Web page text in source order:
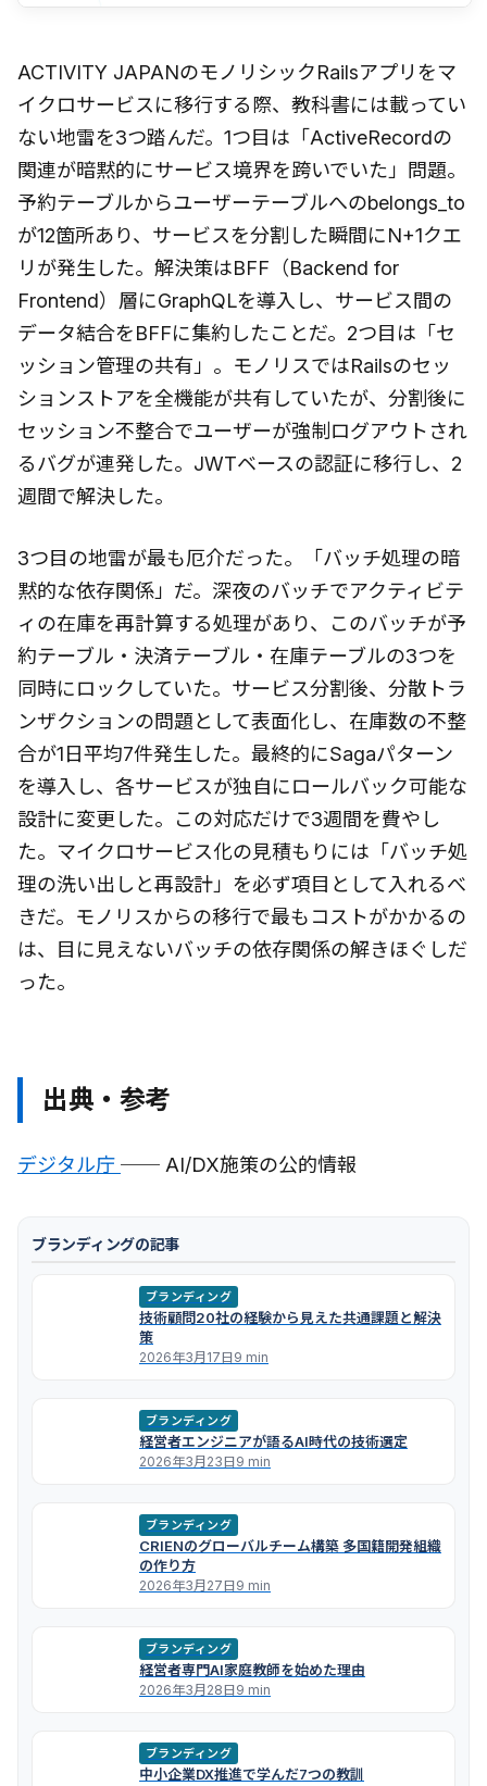
ACTIVITY JAPANのモノリシックRailsアプリをマ
イクロサービスに移行する際、教科書には載ってい
ない地雷を3つ踏んだ。1つ目は「ActiveRecordの
関連が暗黙的にサービス境界を跨いでいた」問題。
予約テーブルからユーザーテーブルへのbelongs_to
が12箇所あり、サービスを分割した瞬間にN+1クエ
リが発生した。解決策はBFF（Backend for
Frontend）層にGraphQLを導入し、サービス間の
データ結合をBFFに集約したことだ。2つ目は「セ
ッション管理の共有」。モノリスではRailsのセッ
ションストアを全機能が共有していたが、分割後に
セッション不整合でユーザーが強制ログアウトされ
るバグが連発した。JWTベースの認証に移行し、2
週間で解決した。
3つ目の地雷が最も厄介だった。「バッチ処理の暗
黙的な依存関係」だ。深夜のバッチでアクティビテ
ィの在庫を再計算する処理があり、このバッチが予
約テーブル・決済テーブル・在庫テーブルの3つを
同時にロックしていた。サービス分割後、分散トラ
ンザクションの問題として表面化し、在庫数の不整
合が1日平均7件発生した。最終的にSagaパターン
を導入し、各サービスが独自にロールバック可能な
設計に変更した。この対応だけで3週間を費やし
た。マイクロサービス化の見積もりには「バッチ処
理の洗い出しと再設計」を必ず項目として入れるべ
きだ。モノリスからの移行で最もコストがかかるの
は、目に見えないバッチの依存関係の解きほぐしだ
った。
出典・参考
デジタル庁 ── AI/DX施策の公的情報
ブランディングの記事
ブランディング
技術顧問20社の経験から見えた共通課題と解決
策
2026年3月17日9 min
ブランディング
経営者エンジニアが語るAI時代の技術選定
2026年3月23日9 min
ブランディング
CRIENのグローバルチーム構築 多国籍開発組織
の作り方
2026年3月27日9 min
ブランディング
経営者専門AI家庭教師を始めた理由
2026年3月28日9 min
ブランディング
中小企業DX推進で学んだ7つの教訓